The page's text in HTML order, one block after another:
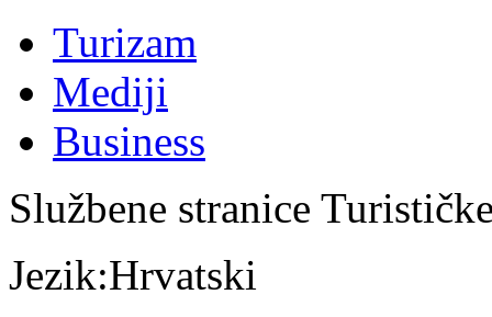
Turizam
Mediji
Business
Službene stranice
Jezik:Hrvatski